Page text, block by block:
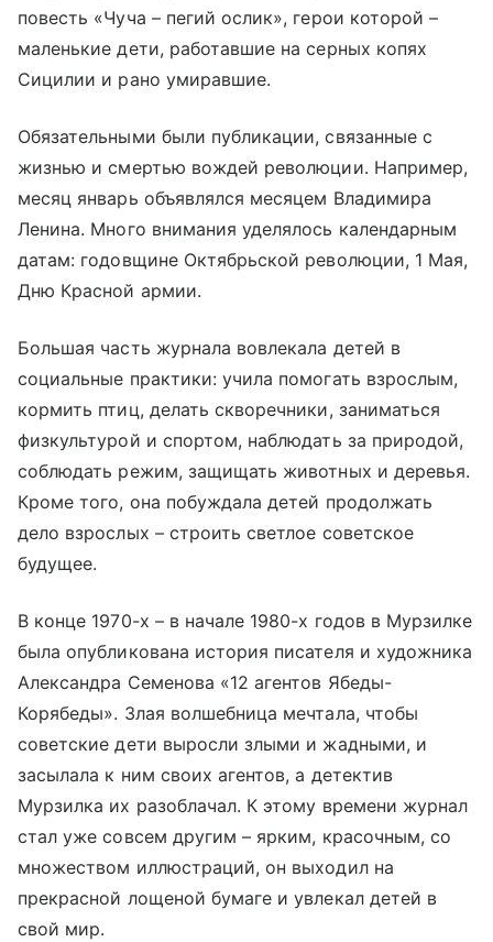
повесть «Чуча – пегий ослик», герои которой –
маленькие дети, работавшие на серных копях
Сицилии и рано умиравшие.
Обязательными были публикации, связанные с
жизнью и смертью вождей революции. Например,
месяц январь объявлялся месяцем Владимира
Ленина. Много внимания уделялось календарным
датам: годовщине Октябрьской революции, 1 Мая,
Дню Красной армии.
Большая часть журнала вовлекала детей в
социальные практики: учила помогать взрослым,
кормить птиц, делать скворечники, заниматься
физкультурой и спортом, наблюдать за природой,
соблюдать режим, защищать животных и деревья.
Кроме того, она побуждала детей продолжать
дело взрослых – строить светлое советское
будущее.
В конце 1970-х – в начале 1980-х годов в Мурзилке
была опубликована история писателя и художника
Александра Семенова «12 агентов Ябеды-
Корябеды». Злая волшебница мечтала, чтобы
советские дети выросли злыми и жадными, и
засылала к ним своих агентов, а детектив
Мурзилка их разоблачал. К этому времени журнал
стал уже совсем другим – ярким, красочным, со
множеством иллюстраций, он выходил на
прекрасной лощеной бумаге и увлекал детей в
свой мир.